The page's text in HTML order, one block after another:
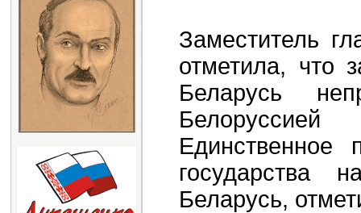
Заместитель
отметила, что
Беларусь
Единственное
государства
Беларусь,